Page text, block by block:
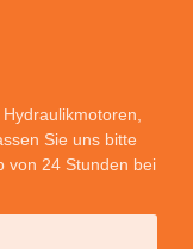
Sie uns bitte
von 24 Stunden bei